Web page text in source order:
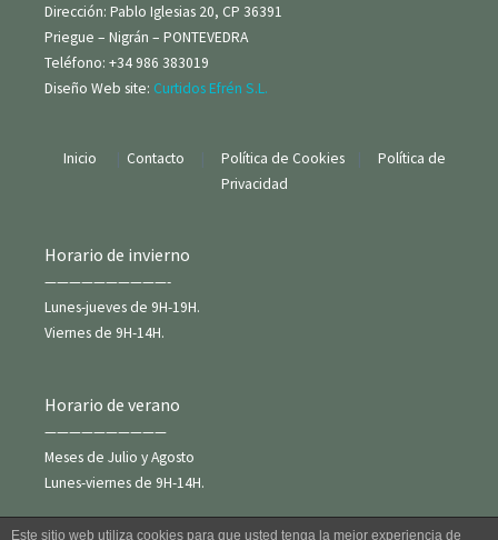
Dirección: Pablo Iglesias 20, CP 36391
Priegue – Nigrán – PONTEVEDRA
Teléfono: +34 986 383019
Diseño Web site: Curtidos Efrén S.L.
Inicio | Contacto | Política de Cookies |
Política de
Privacidad
Horario de invierno
——————————-
Lunes-jueves de 9H-19H.
Viernes de 9H-14H.
Horario de verano
——————————
Meses de Julio y Agosto
Lunes-viernes de 9H-14H.
Este sitio web utiliza cookies para que usted tenga la mejor experiencia de